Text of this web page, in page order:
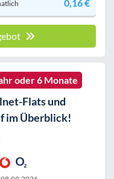
0,16 €
oder 6 Monate
Flats und
im Überblick!